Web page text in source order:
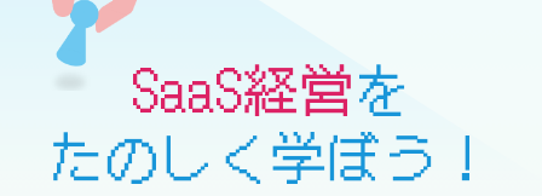
SaaS経営を
たのしく学ぼう！